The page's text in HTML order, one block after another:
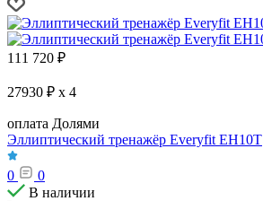
111 720 ₽
27930 ₽ x 4
оплата Долями
Эллиптический тренажёр Everyfit EH10T
0
0
В наличии